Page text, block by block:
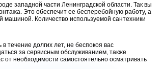
западной части Ленинградской области. Так вы
Это обеспечит ее бесперебойную работу, а
Количество используемой сантехники
течение долгих лет, не беспокоя вас
за сервисным обслуживанием, также
необходимости самостоятельно осматривать